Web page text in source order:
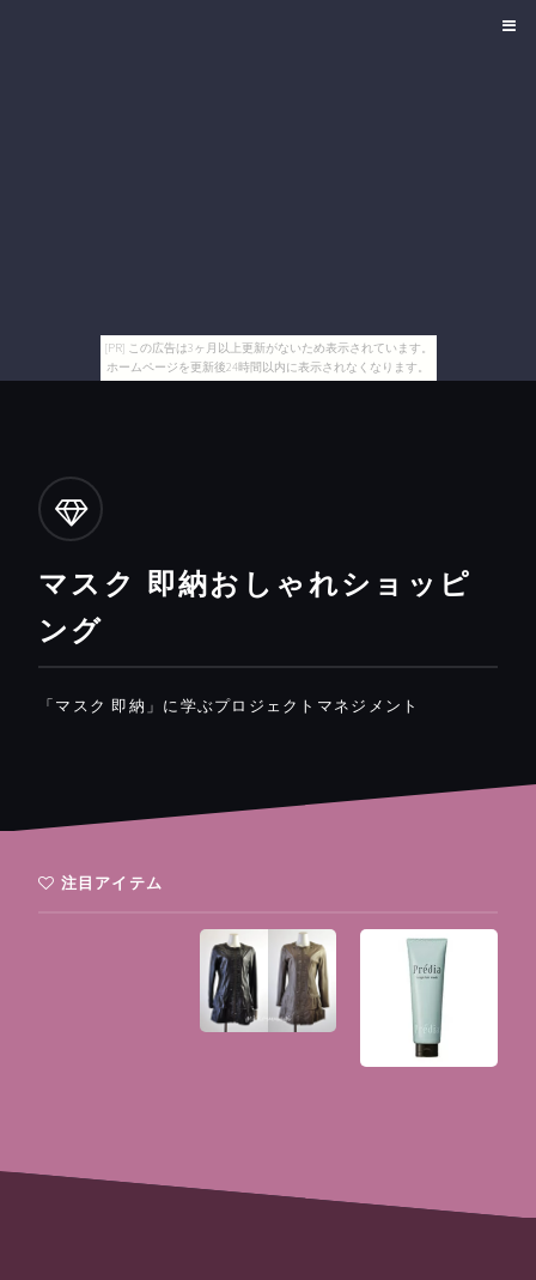
[PR] この広告は3ヶ月以上更新がないため表示されています。
ホームページを更新後24時間以内に表示されなくなります。
マスク 即納おしゃれショッピ
ング
「マスク 即納」に学ぶプロジェクトマネジメント
注目アイテム